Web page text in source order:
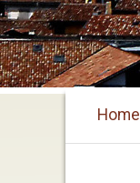
Skip
Home